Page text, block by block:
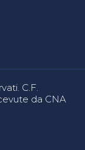
C.F.
da CNA